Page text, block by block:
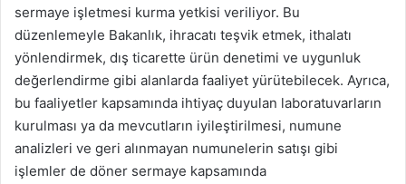
sermaye işletmesi kurma yetkisi veriliyor. Bu
düzenlemeyle Bakanlık, ihracatı teşvik etmek, ithalatı
yönlendirmek, dış ticarette ürün denetimi ve uygunluk
değerlendirme gibi alanlarda faaliyet yürütebilecek. Ayrıca,
bu faaliyetler kapsamında ihtiyaç duyulan laboratuvarların
kurulması ya da mevcutların iyileştirilmesi, numune
analizleri ve geri alınmayan numunelerin satışı gibi
işlemler de döner sermaye kapsamında